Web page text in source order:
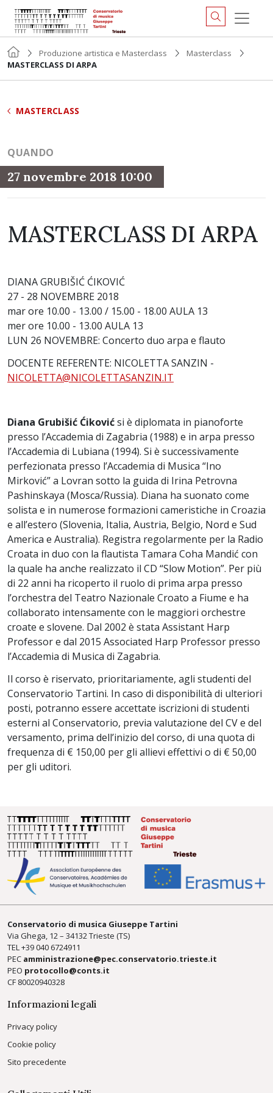
Produzione artistica e Masterclass
Masterclass
MASTERCLASS DI ARPA
MASTERCLASS
QUANDO
27 novembre 2018 10:00
MASTERCLASS DI ARPA
DIANA GRUBIŠIĆ ĆIKOVIĆ
27 - 28 NOVEMBRE 2018
mar ore 10.00 - 13.00 / 15.00 - 18.00 AULA 13
mer ore 10.00 - 13.00 AULA 13
LUN 26 NOVEMBRE: Concerto duo arpa e flauto
DOCENTE REFERENTE: NICOLETTA SANZIN -
NICOLETTA@NICOLETTASANZIN.IT
Diana Grubišić Ćikovićsi è diplomata in pianoforte
presso l’Accademia di Zagabria (1988) e in arpa presso
l’Accademia di Lubiana (1994). Si è successivamente
perfezionata presso l’Accademia di Musica “Ino
Mirković” a Lovran sotto la guida di Irina Petrovna
Pashinskaya (Mosca/Russia). Diana ha suonato come
solista e in numerose formazioni cameristiche in Croazia
e all’estero (Slovenia, Italia, Austria, Belgio, Nord e Sud
America e Australia). Registra regolarmente per la Radio
Croata in duo con la flautista Tamara Coha Mandić con
la quale ha anche realizzato il CD “Slow Motion”. Per più
di 22 anni ha ricoperto il ruolo di prima arpa presso
l’orchestra del Teatro Nazionale Croato a Fiume e ha
collaborato intensamente con le maggiori orchestre
croate e slovene. Dal 2002 è stata Assistant Harp
Professor e dal 2015 Associated Harp Professor presso
l’Accademia di Musica di Zagabria.
Il corso è riservato, prioritariamente, agli studenti del
Conservatorio Tartini. In caso di disponibilità di ulteriori
posti, potranno essere accettate iscrizioni di studenti
esterni al Conservatorio, previa valutazione del CV e del
versamento, prima dell’inizio del corso, di una quota di
frequenza di € 150,00 per gli allievi effettivi o di € 50,00
per gli uditori.
Conservatorio di musica Giuseppe Tartini
Via Ghega, 12 – 34132 Trieste (TS)
TEL +39040 6724911
PEC amministrazione@pec.conservatorio.trieste.it
PEO protocollo@conts.it
CF 80020940328
Informazioni legali
Privacy policy
Cookie policy
Sito precedente